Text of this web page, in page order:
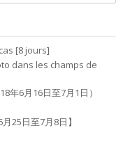
[8 jours]
dans les champs de
年6月16日至7月1日）
25日至7月8日】